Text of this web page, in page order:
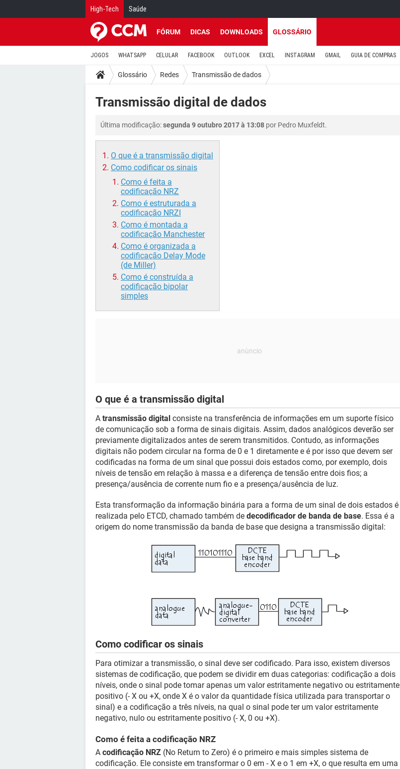
High-Tech Saúde
FÓRUM DICAS DOWNLOADS GLOSSÁRIO
JOGOS WHATSAPP CELULAR FACEBOOK OUTLOOK EXCEL INSTAGRAM GMAIL GUIA DE COMPRAS
Glossário Redes Transmissão de dados
Transmissão digital de dados
Última modificação:segunda 9 outubro 2017 à 13:08 por Pedro Muxfeldt.
O que é a transmissão digital
Como codificar os sinais
Como é feita a
codificação NRZ
Como é estruturada a
codificação NRZI
Como é montada a
codificação Manchester
Como é organizada a
codificação Delay Mode
(de Miller)
Como é construída a
codificação bipolar
simples
O que é a transmissão digital
A transmissão digital consiste na transferência de informações em um suporte físico
de comunicação sob a forma de sinais digitais. Assim, dados analógicos deverão ser
previamente digitalizados antes de serem transmitidos. Contudo, as informações
digitais não podem circular na forma de 0 e 1 diretamente e é por isso que devem ser
codificadas na forma de um sinal que possui dois estados como, por exemplo, dois
níveis de tensão em relação à massa e a diferença de tensão entre dois fios; a
presença/ausência de corrente num fio e a presença/ausência de luz.
Esta transformação da informação binária para a forma de um sinal de dois estados é
realizada pelo ETCD, chamado também de decodificador de banda de base. Essa é a
origem do nome transmissão da banda de base que designa a transmissão digital:
Como codificar os sinais
Para otimizar a transmissão, o sinal deve ser codificado. Para isso, existem diversos
sistemas de codificação, que podem se dividir em duas categorias: codificação a dois
níveis, onde o sinal pode tomar apenas um valor estritamente negativo ou estritamente
positivo (- X ou +X, onde X é o valor da quantidade física utilizada para transportar o
sinal) e a codificação a três níveis, na qual o sinal pode ter um valor estritamente
negativo, nulo ou estritamente positivo (- X, 0 ou +X).
Como é feita a codificação NRZ
A codificação NRZ (No Return to Zero) é o primeiro e mais simples sistema de
codificação. Ele consiste em transformar o 0 em - X e o 1 em +X, o que resulta em uma